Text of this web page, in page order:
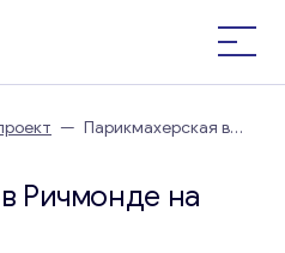
— Парикмахерская в
Ричмонде на